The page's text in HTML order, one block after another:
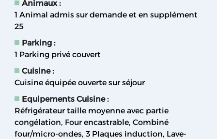
Animaux :
1 Animal admis sur demande et en supplément
25
Parking :
1 Parking privé couvert
Cuisine:
Cuisine équipée ouverte sur séjour
Equipements Cuisine:
Réfrigérateur taille moyenne avec partie
congélation Four encastrable Combiné
four/micro-ondes 3 Plaques induction Lave-